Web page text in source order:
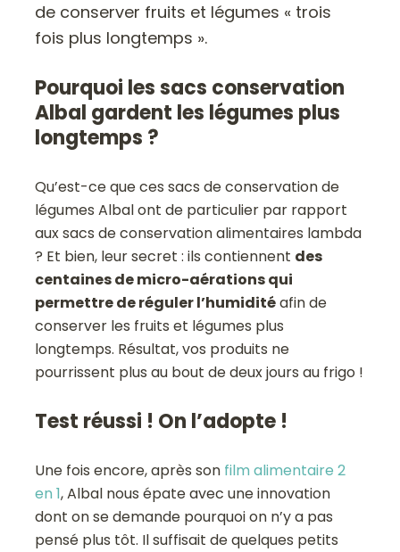
de conserver fruits et légumes « trois
fois plus longtemps ».
Pourquoi les sacs conservation
Albal gardent les légumes plus
longtemps ?
Qu’est-ce que ces sacs de conservation de
légumes Albal ont de particulier par rapport
aux sacs de conservation alimentaires lambda
? Et bien, leur secret : ils contiennent des
centaines de micro-aérations qui
permettre de réguler l’humiditéafin de
conserver les fruits et légumes plus
longtemps. Résultat, vos produits ne
pourrissent plus au bout de deux jours au frigo !
Test réussi ! On l’adopte !
Une fois encore, après son film alimentaire 2
en 1, Albal nous épate avec une innovation
dont on se demande pourquoi on n’y a pas
pensé plus tôt. Il suffisait de quelques petits